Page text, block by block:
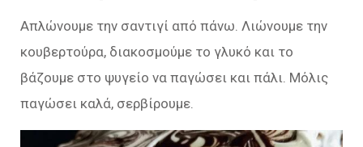
Απλώνουμε την σαντιγί από πάνω. Λιώνουμε την
κουβερτούρα, διακοσμούμε το γλυκό και το
βάζουμε στο ψυγείο να παγώσει και πάλι. Μόλις
παγώσει καλά, σερβίρουμε.